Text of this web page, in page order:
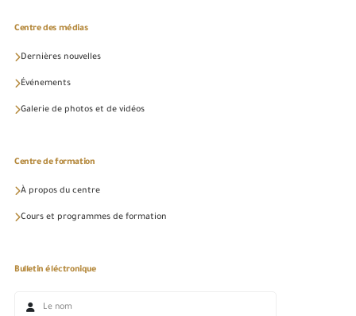
Centre des médias
Dernières nouvelles
Événements
Galerie de photos et de vidéos
Centre de formation
À propos du centre
Cours et programmes de formation
Bulletin éléctronique